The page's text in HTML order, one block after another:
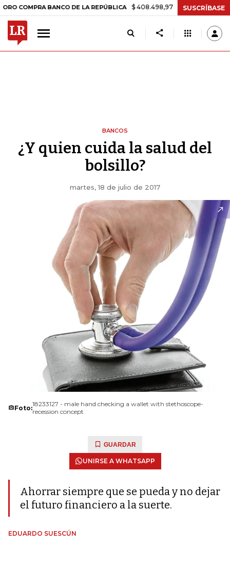
BANCO DE LA REPÚBLICA $ 408.498,97 +$ 8.753,81 +2,19%
SUSCRÍBASE
BANCOS
¿Y quien cuida la salud del
bolsillo?
martes, 18 de julio de 2017
Foto:18233127 - male hand checking a wallet with stethoscope-
recession concept
GUARDAR
UNIRSE A WHATSAPP
Ahorrar siempre que se pueda y no dejar
el futuro financiero a la suerte.
EDUARDO SUESCÚN